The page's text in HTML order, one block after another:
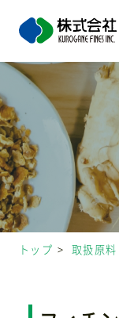
トップ 取扱原料